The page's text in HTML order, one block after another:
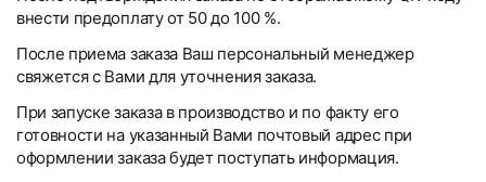
внести предоплату от 50 до 100 %.
После приема заказа Ваш персональный менеджер
свяжется с Вами для уточнения заказа.
При запуске заказа в производство и по факту его
готовности на указанный Вами почтовый адрес при
оформлении заказа будет поступать информация.